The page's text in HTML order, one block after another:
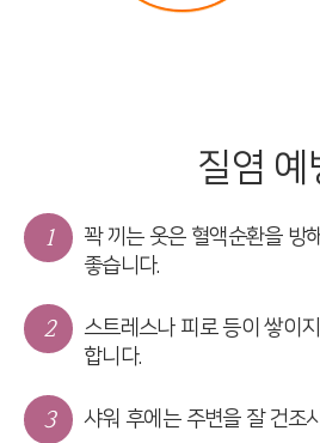
질염 예
1
꽉 끼는 옷은 혈액순환을 방
좋습니다.
2
스트레스나 피로 등이 쌓이
합니다.
3 샤워 후에는 주변을 잘 건조